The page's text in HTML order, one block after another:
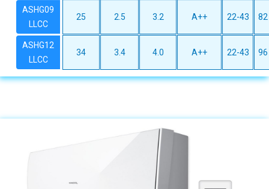
ASHG09
LLCC
25 2.5 3.2 A++ 22-43
ASHG12
LLCC
34 3.4 4.0 A++ 22-43